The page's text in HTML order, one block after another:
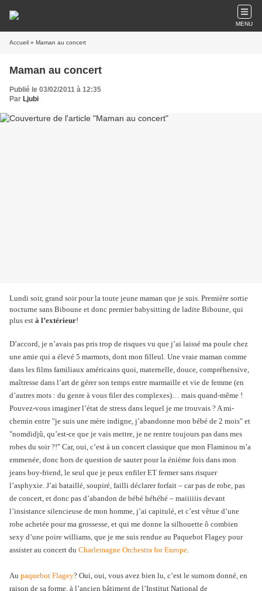
MENU
Accueil » Maman au concert
Maman au concert
Publié le 03/02/2011 à 12:35
Par Ljubi
Lundi soir, grand soir pour la toute jeune maman que je suis. Première sortie
nocturne sans Biboune et donc premier babysitting de ladite Biboune, qui
plus est à l’extérieur!
D’accord, je n’avais pas pris trop de risques vu que j’ai laissé ma poule chez
une amie qui a élevé 5 marmots, dont mon filleul. Une vraie maman comme
dans les films familiaux américains quoi, maternelle, douce, compréhensive,
maîtresse dans l’art de gérer son temps entre marmaille et vie de femme (en
d’autres mots : du genre à vous filer des complexes)… mais quand-même !
Pouvez-vous imaginer l’état de stress dans lequel je me trouvais ? A mi-
chemin entre "je suis une mère indigne, j’abandonne mon bébé de 2 mois" et
"nomdidjû, qu’est-ce que je vais mettre, je ne rentre toujours pas dans mes
robes du soir ?!" Car, oui, c’est à un concert classique que mon Flaminou m’a
emmenée, donc hors de question de sauter pour la énième fois dans mon
jeans boy-friend, le seul que je peux enfiler ET fermer sans risquer
l’asphyxie. J’ai bataillé, soupiré, failli déclarer forfait – car pas de robe, pas
de concert, et donc pas d’abandon de bébé héhéhé – maiiiiiis devant
l’insistance silencieuse de mon homme, j’ai capitulé, et c’est vêtue d’une
robe achetée pour ma grossesse, et qui me donne la silhouette ô combien
sexy d’une poire williams, que je me suis rendue au Paquebot Flagey pour
assister au concert du Charlemagne Orchestra for Europe.
Au paquebot Flagey? Oui, oui, vous avez bien lu, c’est le surnom donné, en
raison de sa forme, à l’ancien bâtiment de l’Institut National de